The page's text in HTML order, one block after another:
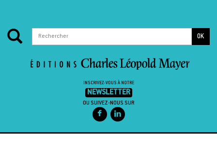
OK
INSCRIVEZ-VOUS À NOTRE
NEWSLETTER
OU SUIVEZ-NOUS SUR